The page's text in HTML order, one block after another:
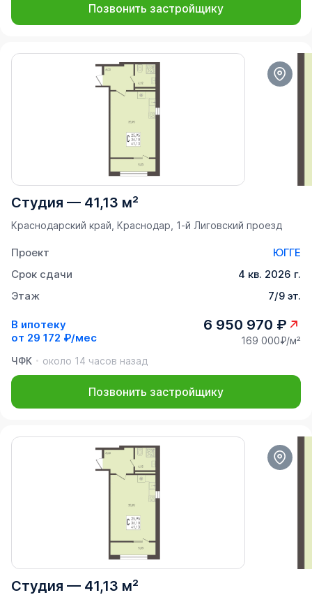
Позвонить застройщику
Студия — 41,13 м²
Краснодарский край, Краснодар, 1-й Лиговский проезд
Проект
ЮГГЕ
Срок сдачи
4 кв. 2026 г.
Этаж
7/9 эт.
В ипотеку
от 29 172 ₽/мес
6 950 970 ₽
169 000₽/м²
ЧФК
около 14 часов назад
Позвонить застройщику
Студия — 41,13 м²